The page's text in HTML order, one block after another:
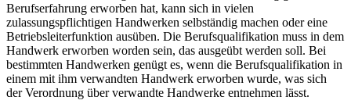
Berufserfahrung erworben hat, kann sich in vielen
zulassungspflichtigen Handwerken selbständig machen oder eine
Betriebsleiterfunktion ausüben. Die Berufsqualifikation muss in dem
Handwerk erworben worden sein, das ausgeübt werden soll. Bei
bestimmten Handwerken genügt es, wenn die Berufsqualifikation in
einem mit ihm verwandten Handwerk erworben wurde, was sich
der Verordnung über verwandte Handwerke entnehmen lässt.